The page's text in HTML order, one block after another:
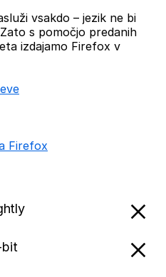
vsakdo – jezik ne bi
s pomočjo predanih
izdajamo Firefox v
Firefox
bit